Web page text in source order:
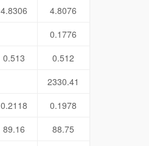
4.8306
4.8076
0.1776
0.513
0.512
2330.41
0.2118
0.1978
89.16
88.75